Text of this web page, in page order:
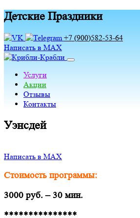
Детские Праздники
+7 (900)582-53-64
Написать в MAX
Услуги
Акции
Отзывы
Контакты
Уэнсдей
Написать в MAX
Стоимость программы:
3000 руб. – 30 мин.
***************